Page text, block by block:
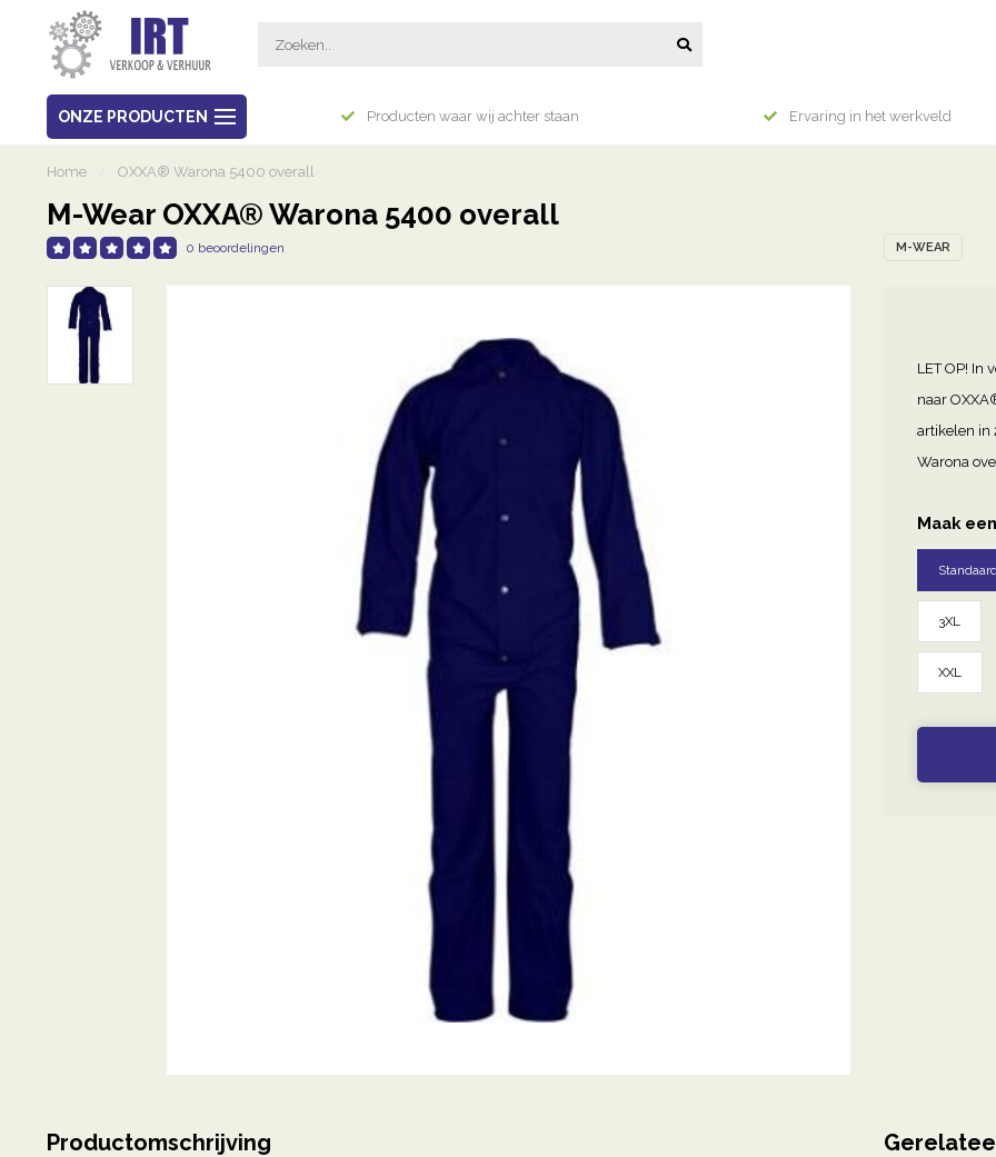
ONZE PRODUCTEN
Breed assortiment Producten waar wij achter staan Ervaring in het werkveld
Home OXXA® Warona 5400 overall
M-Wear OXXA® Warona 5400 overall
0 beoordelingen M-WEAR
LET OP! In
naar
artikelen in
Warona
Maak
3XL
XXL
Productomschrijving